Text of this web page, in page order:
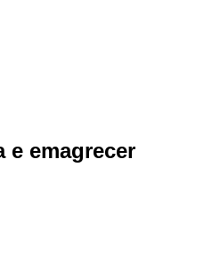
e emagrecer